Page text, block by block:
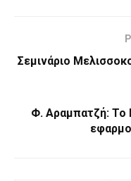
Σεμινάριο
Φ. Αραμπατζή: Το